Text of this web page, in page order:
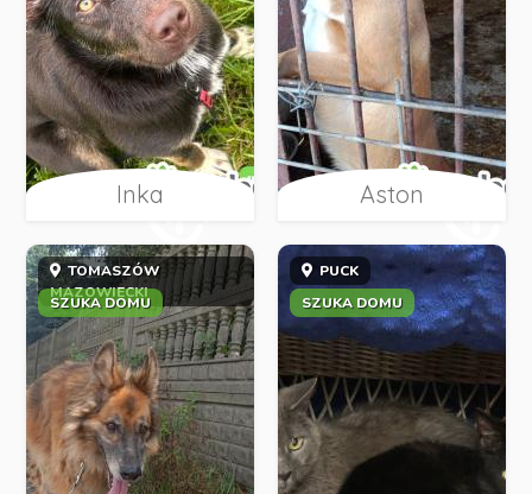
Inka Aston
TOMASZÓW
MAZOWIECKI
SZUKA DOMU
PUCK
SZUKA DOMU